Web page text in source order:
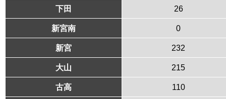
下田 26
新宮南 0
新宮 232
大山 215
古高 110